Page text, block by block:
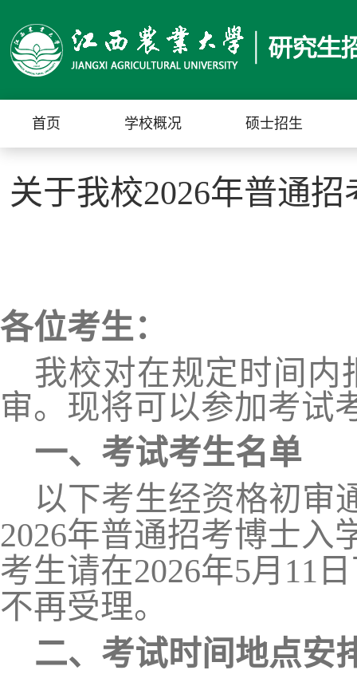
首页 学校概况 硕士招生
关于我校2026年普通
各位考生：
我校对在规定时间内
审。现将可以参加考试
一、 考试考生名单
以下考生经资格初审
2026年普通招考博士入
考生请在2026年5月11
不再受理。
二、 考试时间地点安